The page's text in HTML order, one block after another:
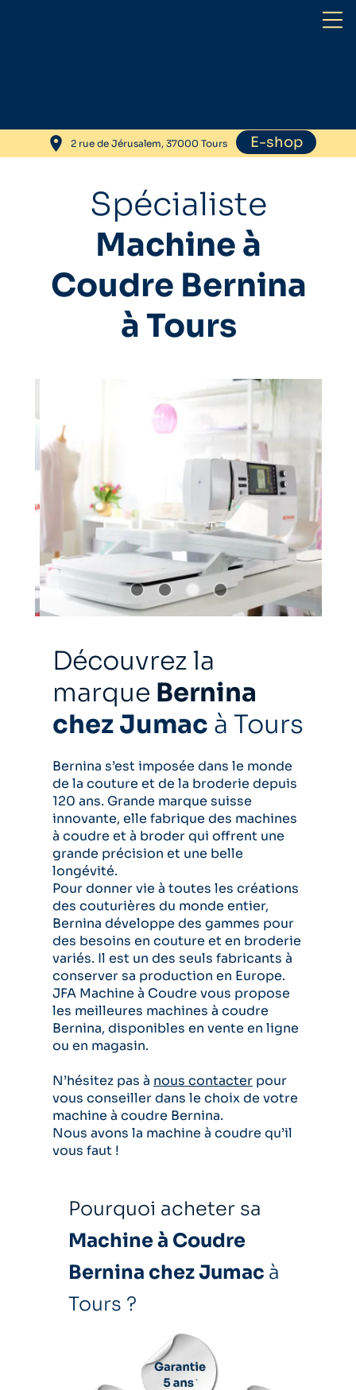
2 rue de Jérusalem, 37000 Tours
place E-shop
Spécialiste
Machine à
Coudre Bernina
à Tours
Découvrez la
marque Bernina
chez Jumac à Tours
Bernina s’est imposée dans le monde
de la couture et de la broderie depuis
120 ans. Grande marque suisse
innovante, elle fabrique des machines
à coudre et à broder qui offrent une
grande précision et une belle
longévité.
Pour donner vie à toutes les créations
des couturières du monde entier,
Bernina développe des gammes pour
des besoins en couture et en broderie
variés. Il est un des seuls fabricants à
conserver sa production en Europe.
JFA Machine à Coudre vous propose
les meilleures machines à coudre
Bernina, disponibles en vente en ligne
ou en magasin.
N’hésitez pas à nous contacter pour
vous conseiller dans le choix de votre
machine à coudre Bernina.
Nous avons la machine à coudre qu’il
vous faut !
Pourquoi acheter sa
Machine à Coudre
Bernina chez Jumac à
Tours ?